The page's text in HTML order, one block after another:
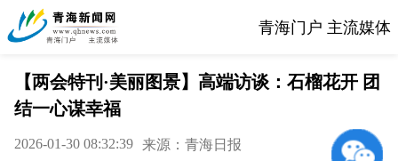
青海门户 主流媒体
【两会特刊·美丽图景】高端访谈：石榴花开 团
结一心谋幸福
2026-01-30 08:32:39 来源：青海日报